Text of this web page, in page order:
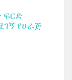
ፍርድ
የሀራጅ